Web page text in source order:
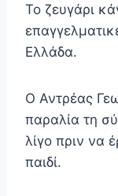
Το ζευγάρι
Ελλάδα.
Ο Αντρέας
παραλία τη
λίγο πριν να
παιδί.